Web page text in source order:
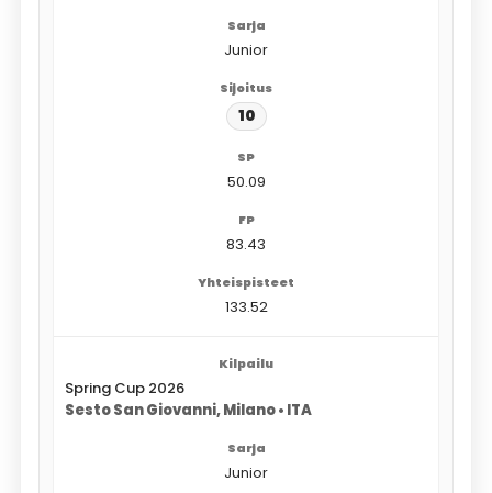
Junior
10
50.09
83.43
133.52
Spring Cup 2026
Sesto San Giovanni, Milano • ITA
Junior